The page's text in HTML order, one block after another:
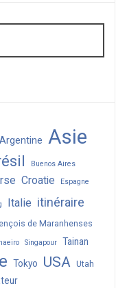
Argentine Asie
Buenos Aires
Croatie Espagne
Italie itinéraire
de Maranhenses
Singapour
Tainan
Tokyo USA Utah